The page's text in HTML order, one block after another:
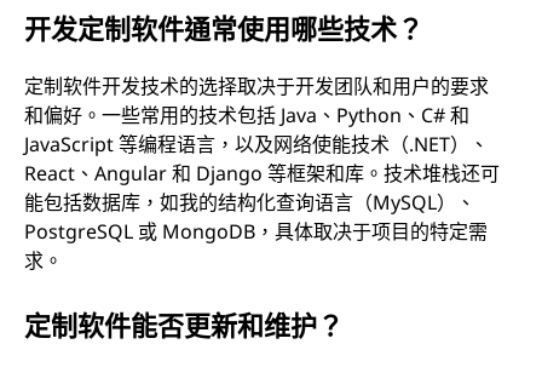
开发定制软件通常使用哪些技术？
定制软件开发技术的选择取决于开发团队和用户的要求
和偏好。一些常用的技术包括 Java、Python、C# 和
JavaScript 等编程语言，以及网络使能技术（.NET）、
React、Angular 和 Django 等框架和库。技术堆栈还可
能包括数据库，如我的结构化查询语言（MySQL）、
PostgreSQL 或 MongoDB，具体取决于项目的特定需
求。
定制软件能否更新和维护？